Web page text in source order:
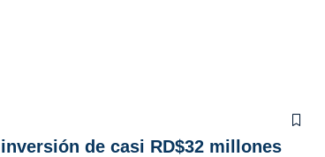
de casi RD$32 millones